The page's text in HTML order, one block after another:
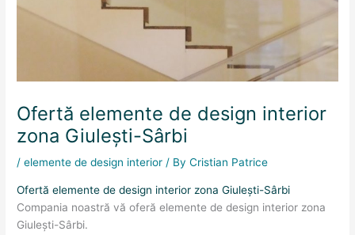
Ofertă elemente de design interior
zona Giulești-Sârbi
/elemente de design interior / ByCristian Patrice
Ofertă elemente de design interior zona Giulești-Sârbi
Compania noastră vă oferă elemente de design interior zona
Giulești-Sârbi.